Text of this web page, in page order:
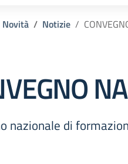
Novità Notizie
nazionale di